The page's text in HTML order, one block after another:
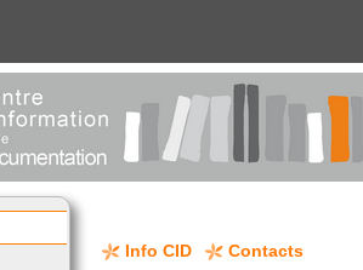
Info CID Contacts